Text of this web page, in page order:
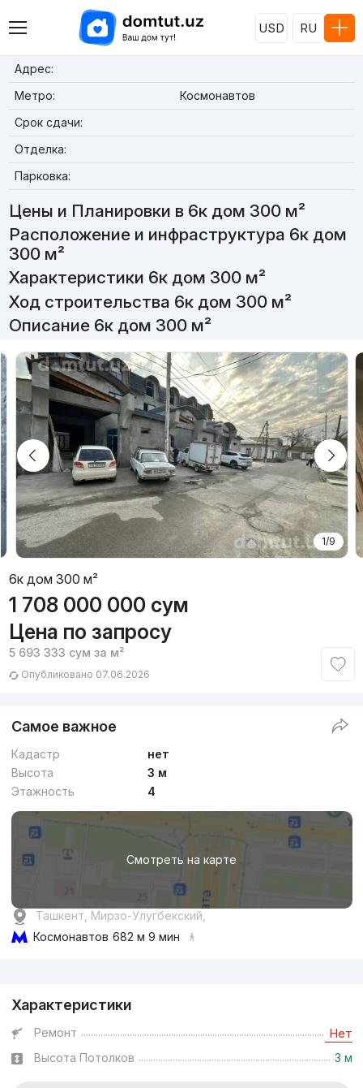
USD RU
Адрес:
Метро:
Космонавтов
Срок сдачи:
Отделка:
Парковка:
Цены и Планировки в 6к дом 300 м²
Расположение и инфраструктура 6к дом
300 м²
Характеристики 6к дом 300 м²
Ход строительства 6к дом 300 м²
Описание 6к дом 300 м²
1/9
6к дом 300 м²
1 708 000 000 сум
Цена по запросу
5 693 333 сум за м²
Опубликовано 07.06.2026
Самое важное
Кадастр
нет
Высота
3 м
Этажность
4
Смотреть на карте
Ташкент, Мирзо-Улугбекский,
Космонавтов 682 м 9 мин
Характеристики
Ремонт Нет
Высота Потолков 3 м